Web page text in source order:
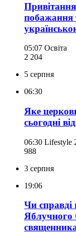
побажання
05:07 Освіта
2 204
5 серпня
06:30
Яке
сьогодні
06:30 Lifestyle
988
3 серпня
19:06
Чи справді
Яблучного